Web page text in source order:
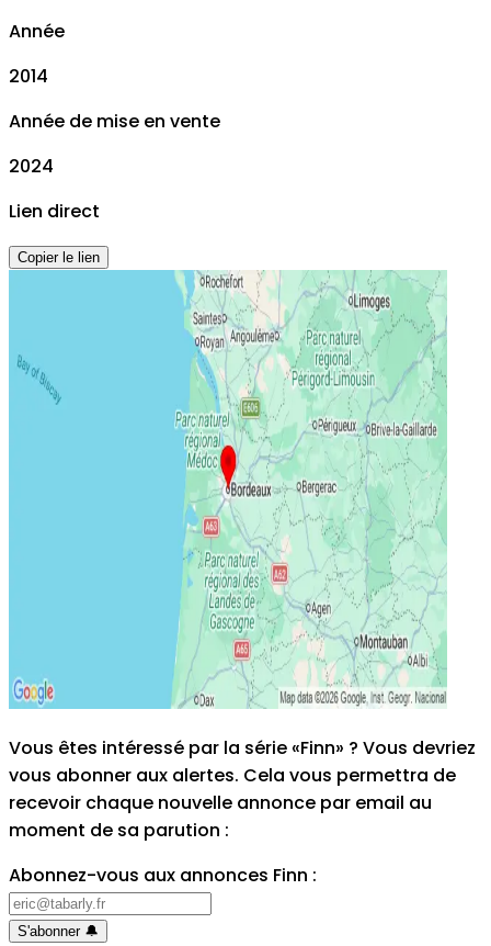
Année
2014
Année de mise en vente
2024
Lien direct
Copier le lien
Vous êtes intéressé par la série «Finn» ? Vous devriez
vous abonner aux alertes. Cela vous permettra de
recevoir chaque nouvelle annonce par email au
moment de sa parution :
Abonnez-vous aux annonces Finn :
S'abonner 🔔